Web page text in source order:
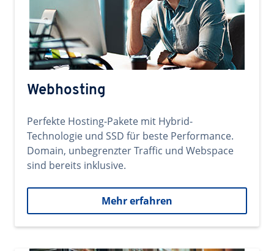
Webhosting
Perfekte Hosting-Pakete mit Hybrid-
Technologie und SSD für beste Performance.
Domain, unbegrenzter Traffic und Webspace
sind bereits inklusive.
Mehr erfahren